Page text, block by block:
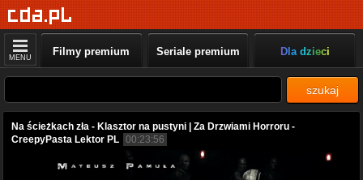
MENU Filmy premium Seriale premium Dla dzieci
szukaj
Na ścieżkach zła - Klasztor na pustyni | Za Drzwiami Horroru -
CreepyPasta Lektor PL 00:23:56